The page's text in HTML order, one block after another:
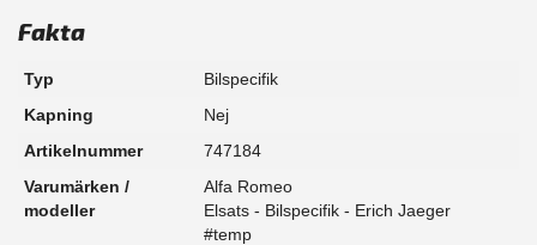
Fakta
Typ
Bilspecifik
Kapning
Nej
Artikelnummer
747184
Varumärken /
modeller
Alfa Romeo
Elsats - Bilspecifik - Erich Jaeger
#temp